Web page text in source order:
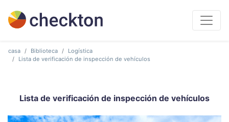
casa Biblioteca
Logística
Lista de verificación de inspección de vehículos
Lista de verificación de inspección de vehículos